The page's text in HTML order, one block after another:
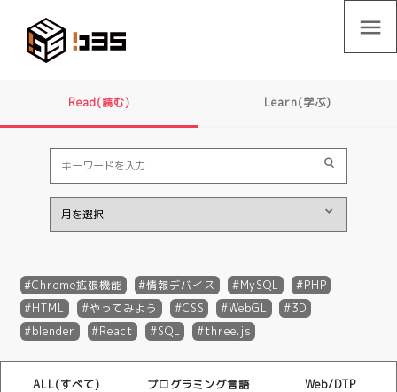
menu
Read(読む) Learn(学ぶ)
Chrome拡張機能 情報デバイス MySQL
PHP
HTML
やってみよう CSS WebGL
3D
blender
React SQL three.js
ALL(すべて) プログラミング言語 Web/DTP